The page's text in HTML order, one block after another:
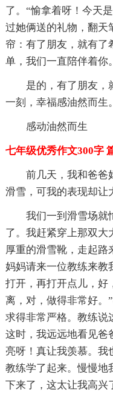
了。“愉拿着呀！今天
过她俩送的礼物，翻天
帘：有了朋友，就有了
单，我们一直陪伴着你。
是的，有了朋友，
一刻，幸福感油然而生。
感动油然而生
七年级优秀作文300字
前几天，我和爸爸
滑雪，可我的表现却让
我们一到滑雪场就
了。我赶紧穿上那双大
厚重的滑雪靴，走起路
妈妈请来一位教练来教
打开，再打开点儿，好
离，对，做得非常好。
求得非常严格。教练说
这时，我远远地看见爸
亮呀！真让我羡慕。我
教练学了起来。慢慢地
下来了，这太让我高兴